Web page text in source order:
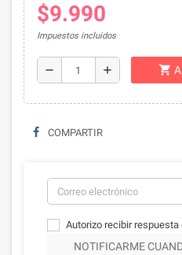
$9.990
Impuestos incluidos
remove add shopping_cart
COMPARTIR
Autorizo recibir
NOTIFICARME